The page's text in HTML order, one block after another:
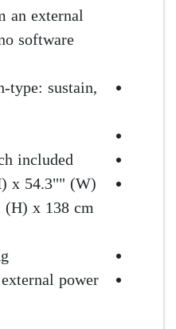
an external
software
type: sustain,
included
x 54.3"" (W)
x 138 cm
power